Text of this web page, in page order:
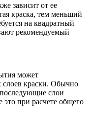
зависит от ее
краска, тем меньший
на квадратный
рекомендуемый
может
слоев краски. Обычно
слои
это при расчете общего